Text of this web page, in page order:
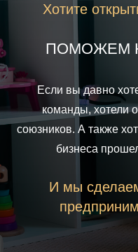
Хотите
ПОМОЖЕМ
Если вы давно
команды, хотели
союзников. А также
бизнеса
И мы